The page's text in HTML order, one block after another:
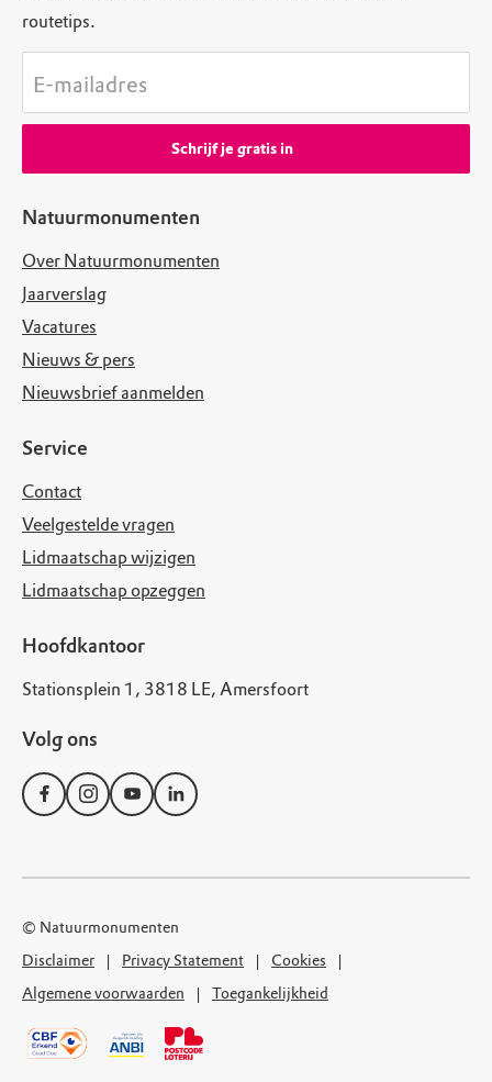
Natuurmonumenten
Over Natuurmonumenten
Jaarverslag
Vacatures
Nieuws & pers
Nieuwsbrief aanmelden
Service
Contact
Veelgestelde vragen
Lidmaatschap wijzigen
Lidmaatschap opzeggen
Hoofdkantoor
Stationsplein 1, 3818 LE, Amersfoort
Volg ons
routetips.
E-mailadres
Schrijf je gratis in
© Natuurmonumenten
Disclaimer
Privacy Statement
Cookies
Algemene voorwaarden
Toegankelijkheid